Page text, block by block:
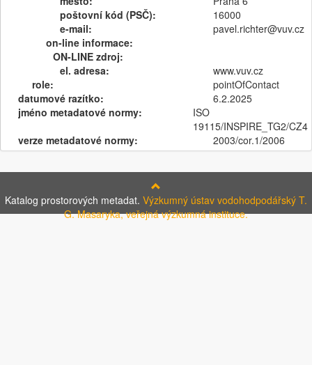
poštovní kód (PSČ):
16000
e-mail:
pavel.richter@vuv.cz
on-line informace:
ON-LINE zdroj:
el. adresa:
www.vuv.cz
role:
pointOfContact
datumové razítko:
6.2.2025
jméno metadatové normy:
ISO
19115/INSPIRE_TG2/CZ4
verze metadatové normy:
2003/cor.1/2006
Katalog prostorových metadat. Výzkumný ústav vodohodpodářský T.
G. Masaryka, veřejná výzkumná instituce.